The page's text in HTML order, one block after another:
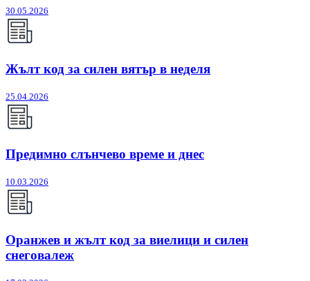
30.05.2026
Жълт код за силен вятър в неделя
25.04.2026
Предимно слънчево време и днес
10.03.2026
Оранжев и жълт код за виелици и силен
снеговалеж